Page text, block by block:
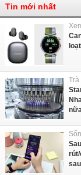
Tin mới nhất
sau